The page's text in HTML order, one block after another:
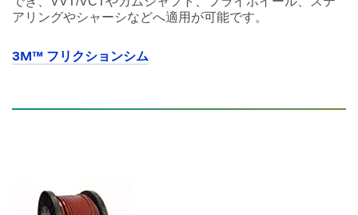
アリングやシャーシなどへ適用が可能です。
3M™ フリクションシム